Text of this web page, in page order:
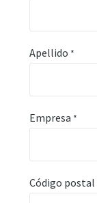
Apellido *
Empresa *
Código postal